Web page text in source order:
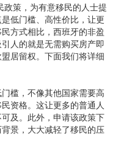
策，为有意移民的人士提
低门槛、高性价比，让更
方式相比，西班牙的非盈
人的就是无需购买房产即
居留权。下面我们将详细
槛，不像其他国家需要高
资格。这让更多的普通人
及。此外，申请该政策下
景，大大减轻了移民的压